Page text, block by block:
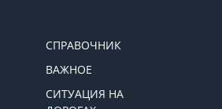
СПРАВОЧНИК
ВАЖНОЕ
СИТУАЦИЯ НА